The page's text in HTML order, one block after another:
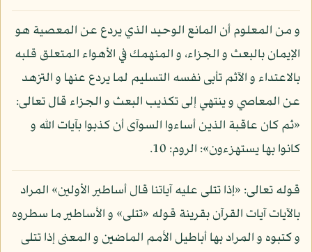
و من المعلوم أن المانع الوحيد الذي يردع عن المعصية هو
الإيمان بالبعث و الجزاء، و المنهمك في الأهواء المتعلق قلبه
بالاعتداء و الآثم تأبى نفسه التسليم لما يردع عنها و التزهد
عن المعاصي و ينتهي إلى تكذيب البعث و الجزاء قال تعالى:
«ثم كان عاقبة الذين أساءوا السوآى أن كذبوا بآيات الله و
كانوا بها يستهزءون»: الروم: 10.
قوله تعالى: «إذا تتلى عليه آياتنا قال أساطير الأولين» المراد
بالآيات آيات القرآن بقرينة قوله «تتلى» و الأساطير ما سطروه
و كتبوه و المراد بها أباطيل الأمم الماضين و المعنى إذا تتلى